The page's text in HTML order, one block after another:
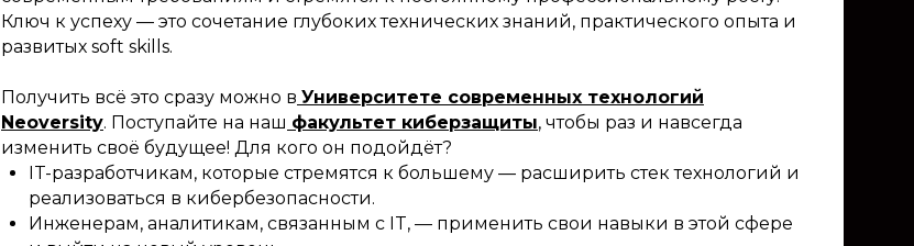
Ключ к успеху — это сочетание глубоких технических знаний, практического опыта и
развитых soft skills.
Получить всё это сразу можно в Университете современных технологий
Neoversity. Поступайте на наш факультет киберзащиты, чтобы раз и навсегда
изменить своё будущее! Для кого он подойдёт?
IT-разработчикам, которые стремятся к большему — расширить стек технологий и
реализоваться в кибербезопасности.
Инженерам, аналитикам, связанным с IT, — применить свои навыки в этой сфере